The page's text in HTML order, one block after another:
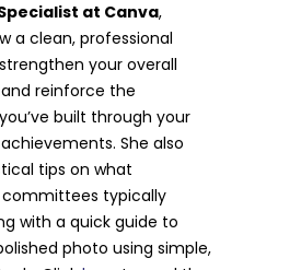
at Canva,
a clean, professional
your overall
reinforce the
built through your
She also
tips on what
committees typically
with a quick guide to
photo using simple,